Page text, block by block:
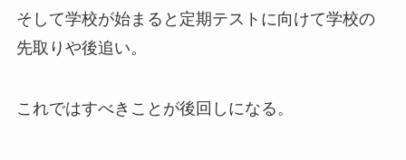
そして学校が始まると定期テストに向けて学校の
先取りや後追い。
これではすべきことが後回しになる。